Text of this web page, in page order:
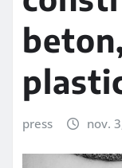
press nov.